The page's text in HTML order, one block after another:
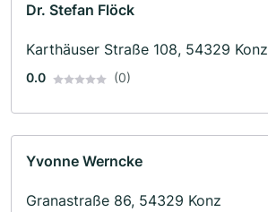
Dr. Stefan Flöck
Karthäuser Straße 108, 54329 Konz
0.0 (0)
Yvonne Werncke
Granastraße 86, 54329 Konz